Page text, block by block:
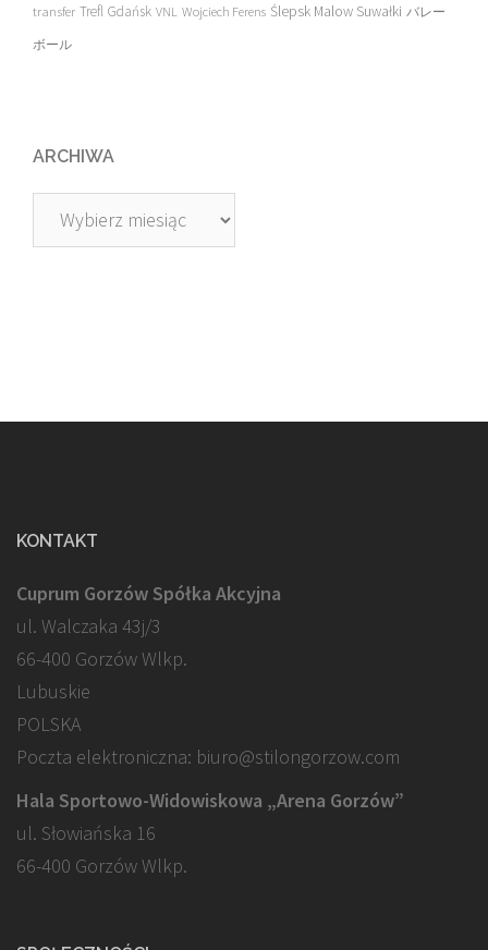
transfer Trefl Gdańsk VNL Wojciech Ferens Ślepsk Malow Suwałki バレー
ボール
ARCHIWA
Archiwa
KONTAKT
Cuprum Gorzów Spółka Akcyjna
ul. Walczaka 43j/3
66-400 Gorzów Wlkp.
Lubuskie
POLSKA
Poczta elektroniczna: biuro@stilongorzow.com
Hala Sportowo-Widowiskowa „Arena Gorzów”
ul. Słowiańska 16
66-400 Gorzów Wlkp.